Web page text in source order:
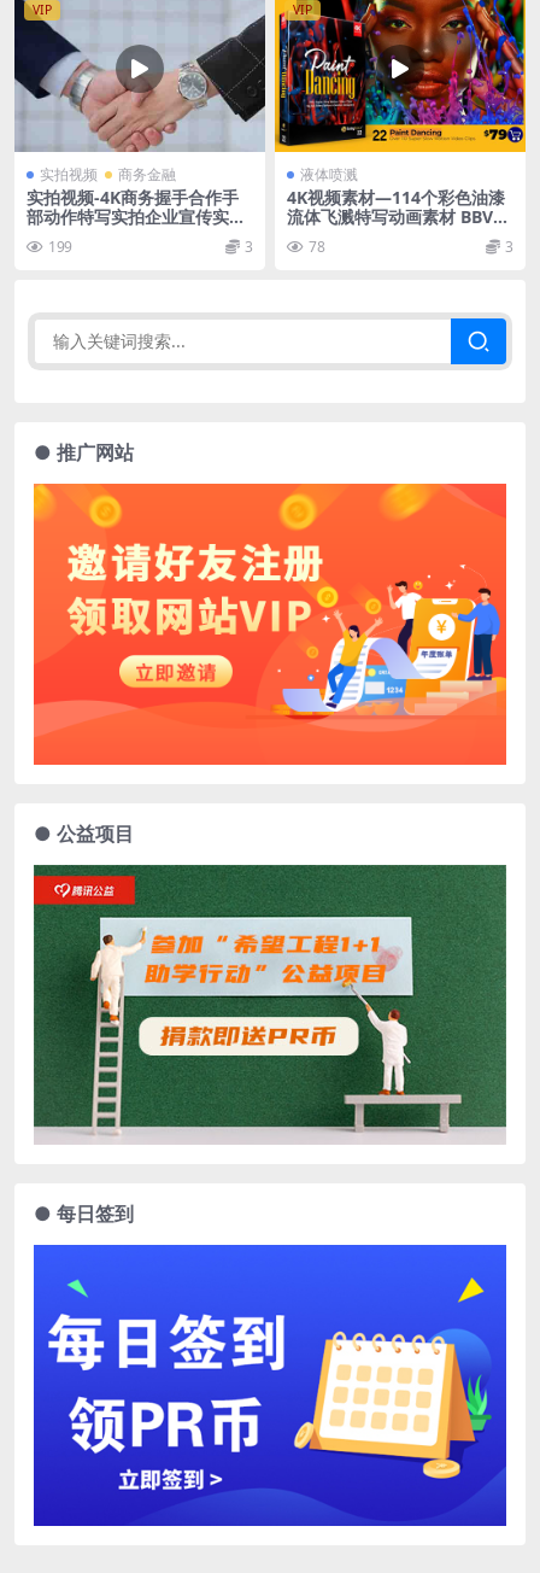
VIP
实拍视频 商务金融
实拍视频-4K商务握手合作手
部动作特写实拍企业宣传实拍
视频199 3
VIP
液体喷溅
4K视频素材—114个彩色油漆
流体飞溅特写动画素材 BBV22
Paint Dancing
78 3
● 推广网站
● 公益项目
● 每日签到